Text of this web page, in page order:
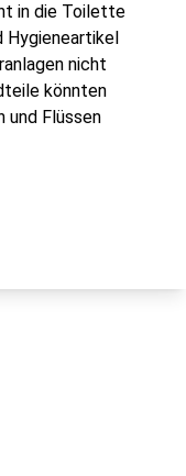
in die Toilette
Hygieneartikel
nicht
könnten
und Flüssen